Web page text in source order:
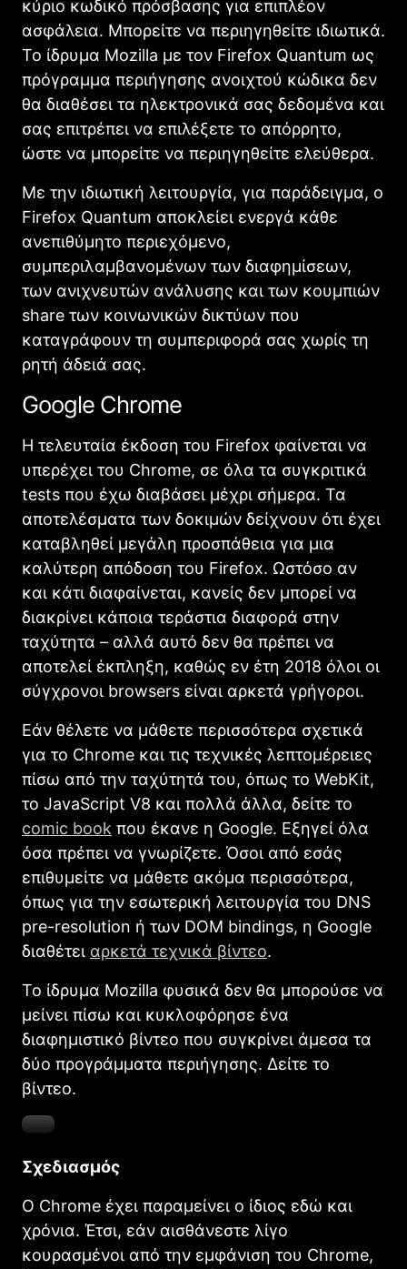
κύριο κωδικό πρόσβασης για επιπλέον
ασφάλεια. Μπορείτε να περιηγηθείτε ιδιωτικά.
Το ίδρυμα Mozilla με τον Firefox Quantum ως
πρόγραμμα περιήγησης ανοιχτού κώδικα δεν
θα διαθέσει τα ηλεκτρονικά σας δεδομένα και
σας επιτρέπει να επιλέξετε το απόρρητο,
ώστε να μπορείτε να περιηγηθείτε ελεύθερα.
Με την ιδιωτική λειτουργία, για παράδειγμα, ο
Firefox Quantum αποκλείει ενεργά κάθε
ανεπιθύμητο περιεχόμενο,
συμπεριλαμβανομένων των διαφημίσεων,
των ανιχνευτών ανάλυσης και των κουμπιών
share των κοινωνικών δικτύων που
καταγράφουν τη συμπεριφορά σας χωρίς τη
ρητή άδειά σας.
Google Chrome
Η τελευταία έκδοση του Firefox φαίνεται να
υπερέχει του Chrome, σε όλα τα συγκριτικά
tests που έχω διαβάσει μέχρι σήμερα. Τα
αποτελέσματα των δοκιμών δείχνουν ότι έχει
καταβληθεί μεγάλη προσπάθεια για μια
καλύτερη απόδοση του Firefox. Ωστόσο αν
και κάτι διαφαίνεται, κανείς δεν μπορεί να
διακρίνει κάποια τεράστια διαφορά στην
ταχύτητα – αλλά αυτό δεν θα πρέπει να
αποτελεί έκπληξη, καθώς εν έτη 2018 όλοι οι
σύγχρονοι browsers είναι αρκετά γρήγοροι.
Εάν θέλετε να μάθετε περισσότερα σχετικά
για το Chrome και τις τεχνικές λεπτομέρειες
πίσω από την ταχύτητά του, όπως το WebKit,
το JavaScript V8 και πολλά άλλα, δείτε το
comic book που έκανε η Google. Εξηγεί όλα
όσα πρέπει να γνωρίζετε. Όσοι από εσάς
επιθυμείτε να μάθετε ακόμα περισσότερα,
όπως για την εσωτερική λειτουργία του DNS
pre-resolution ή των DOM bindings, η Google
διαθέτει αρκετά τεχνικά βίντεο.
Το ίδρυμα Mozilla φυσικά δεν θα μπορούσε να
μείνει πίσω και κυκλοφόρησε ένα
διαφημιστικό βίντεο που συγκρίνει άμεσα τα
δύο προγράμματα περιήγησης. Δείτε το
βίντεο.
Σχεδιασμός
Ο Chrome έχει παραμείνει ο ίδιος εδώ και
χρόνια. Έτσι, εάν αισθάνεστε λίγο
κουρασμένοι από την εμφάνιση του Chrome,